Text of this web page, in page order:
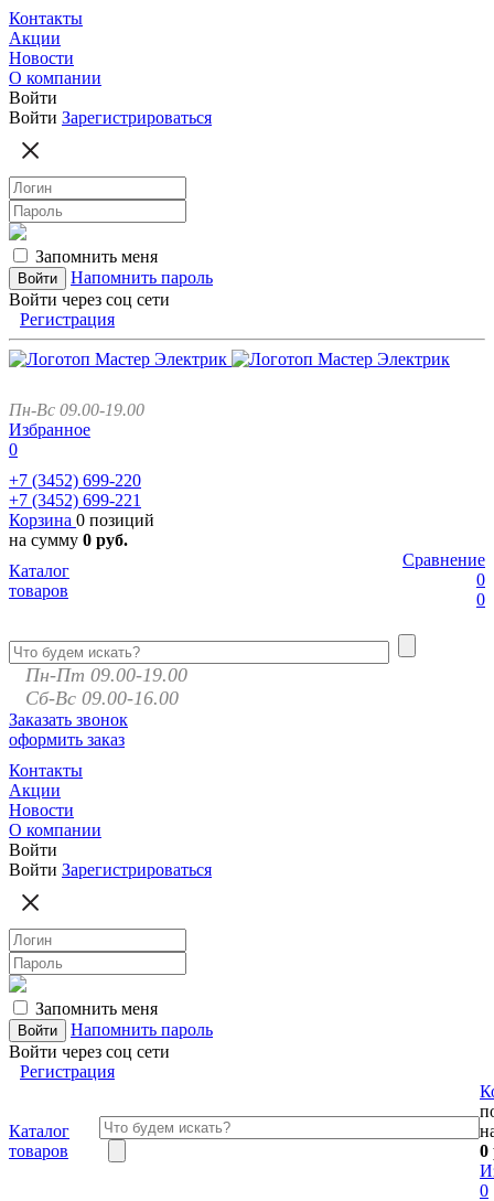
Контакты
Акции
Новости
О компании
Войти
Войти Зарегистрироваться
Запомнить меня
Напомнить пароль
Войти через соц сети
Регистрация
Пн-Вс 09.00-19.00
Избранное
0
+7 (3452) 699-220
+7 (3452) 699-221
Корзина 0 позиций
на сумму 0 руб.
Сравнение
0
0
Каталог
товаров
Пн-Пт 09.00-19.00
Сб-Вс 09.00-16.00
Заказать звонок
оформить заказ
Контакты
Акции
Новости
О компании
Войти
Войти Зарегистрироваться
Запомнить меня
Напомнить пароль
Войти через соц сети
Регистрация
Каталог
товаров
0
0